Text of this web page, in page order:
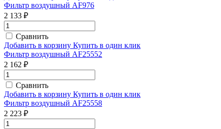
Фильтр воздушный AF976
2 133 ₽
Сравнить
Добавить в корзину Купить в один клик
Фильтр воздушный AF25552
2 162 ₽
Сравнить
Добавить в корзину Купить в один клик
Фильтр воздушный AF25558
2 223 ₽